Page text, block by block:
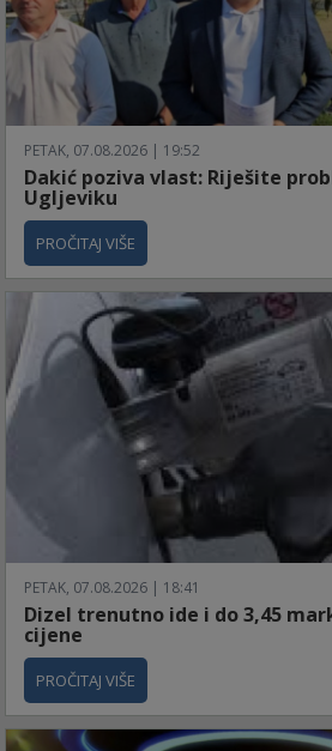
PETAK, 07.08.2026 | 19:52
Dakić poziva vlast: Riješite
Ugljeviku
PROČITAJ VIŠE
PETAK, 07.08.2026 | 18:41
Dizel trenutno ide i do 3,45
cijene
PROČITAJ VIŠE